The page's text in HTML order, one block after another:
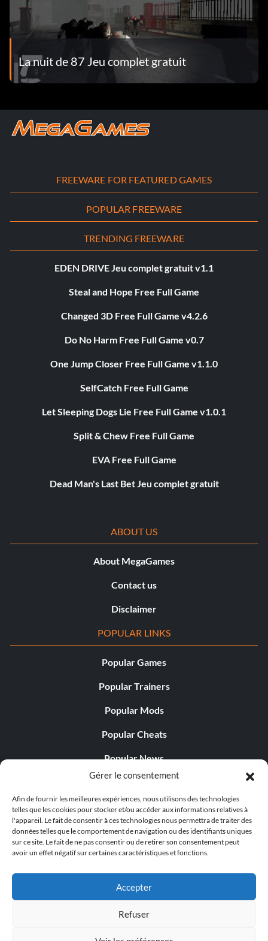
Gérer le consentement
Afin de fournir les meilleures expériences, nous utilisons des technologies
telles que les cookies pour stocker et/ou accéder aux informations relatives à
l'appareil. Le fait de consentir à ces technologies nous permettra de traiter des
données telles que le comportement de navigation ou des identifiants uniques
sur ce site. Le fait de ne pas consentir ou de retirer son consentement peut
avoir un effet négatif sur certaines caractéristiques et fonctions.
Accepter
Refuser
La nuit de 87 Jeu complet gratuit
FREEWARE FOR FEATURED GAMES
POPULAR FREEWARE
TRENDING FREEWARE
EDEN DRIVE Jeu complet gratuit v1.1
Steal and Hope Free Full Game
Changed 3D Free Full Game v4.2.6
Do No Harm Free Full Game v0.7
One Jump Closer Free Full Game v1.1.0
SelfCatch Free Full Game
Let Sleeping Dogs Lie Free Full Game v1.0.1
Split & Chew Free Full Game
EVA Free Full Game
Dead Man's Last Bet Jeu complet gratuit
ABOUT US
About MegaGames
Contact us
Disclaimer
POPULAR LINKS
Popular Games
Popular Trainers
Popular Mods
Popular Cheats
Popular News
Popular Editorials
Popular Free Games
LATEST UPDATES
© 1998 - 2026 MegaGames.com All rights reserved